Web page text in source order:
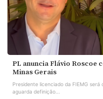
PL anuncia Flávio Roscoe
Minas Gerais
Presidente licenciado da FIEMG
aguarda definição...